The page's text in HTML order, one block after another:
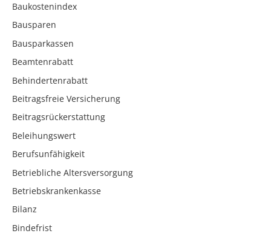
Baukostenindex
Bausparen
Bausparkassen
Beamtenrabatt
Behindertenrabatt
Beitragsfreie Versicherung
Beitragsrückerstattung
Beleihungswert
Berufsunfähigkeit
Betriebliche Altersversorgung
Betriebskrankenkasse
Bilanz
Bindefrist